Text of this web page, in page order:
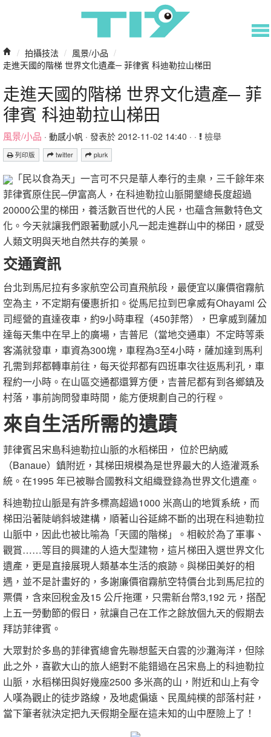
/ 拍攝技法 / 風景/小品 /
走進天國的階梯 世界文化遺產─ 菲律賓 科迪勒拉山梯田
走進天國的階梯 世界文化遺產─ 菲
律賓 科迪勒拉山梯田
風景/小品 · 動感小帆 · 發表於 2012-11-02 14:40 · · 檢舉
列印版 twitter plurk
「民以食為天」一言可不只是華人奉行的圭臬，三千餘年來
菲律賓原住民─伊富高人，在科迪勒拉山脈開墾總長度超過
20000公里的梯田，養活數百世代的人民，也蘊含無數特色文
化。今天就讓我們跟著動感小凡一起走進群山中的梯田，感受
人類文明與天地自然共存的美景。
交通資訊
台北到馬尼拉有多家航空公司直飛航段，最便宜以廉價宿霧航
空為主，不定期有優惠折扣。從馬尼拉到巴拿威有Ohayami 公
司經營的直達夜車，約9小時車程（450菲幣），巴拿威到薩加
達每天集中在早上的廣場，吉普尼（當地交通車）不定時等乘
客滿就發車，車資為300塊，車程為3至4小時，薩加達到馬利
孔需到邦都轉車前往，每天從邦都有四班車次往返馬利孔，車
程約一小時。在山區交通都還算方便，吉普尼都有到各鄉鎮及
村落，事前詢問發車時間，能方便規劃自己的行程。
來自生活所需的遺蹟
菲律賓呂宋島科迪勒拉山脈的水稻梯田， 位於巴納威
（Banaue）鎮附近，其梯田規模為是世界最大的人造灌溉系
統。在1995 年已被聯合國教科文組織登錄為世界文化遺產。
科迪勒拉山脈是有許多標高超過1000 米高山的地質系統，而
梯田沿著陡峭斜坡建構，順著山谷延綿不斷的出現在科迪勒拉
山脈中，因此也被比喻為「天國的階梯」。相較於為了軍事、
觀賞……等目的興建的人造大型建物，這片梯田入選世界文化
遺產，更是直接展現人類基本生活的痕跡。與梯田美好的相
遇，並不是計畫好的，多謝廉價宿霧航空特價台北到馬尼拉的
票價，含來回稅金及15 公斤拖運，只需新台幣3,192 元，搭配
上五一勞動節的假日，就讓自己在工作之餘放個九天的假期去
拜訪菲律賓。
大眾對於多島的菲律賓總會先聯想藍天白雲的沙灘海洋，但除
此之外，喜歡大山的旅人絕對不能錯過在呂宋島上的科迪勒拉
山脈，水稻梯田與好幾座2500 多米高的山，附近和山上有令
人嘆為觀止的徒步路線，及地處偏遠、民風純樸的部落村莊，
當下筆者就決定把九天假期全壓在這未知的山中歷險上了！